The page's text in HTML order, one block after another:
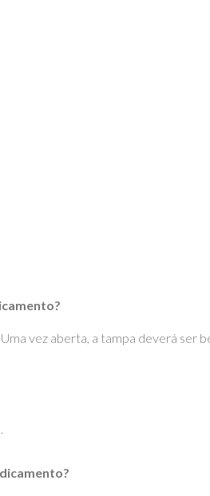
vez aberta, a tampa deverá ser